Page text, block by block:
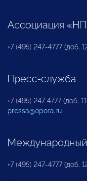
Ассоциация
+7 (495) 247-4777 (доб.
Пресс-служба
+7 (495) 247 4777 (доб.
pressa@opora.ru
+7 (495) 247-4777 (доб.